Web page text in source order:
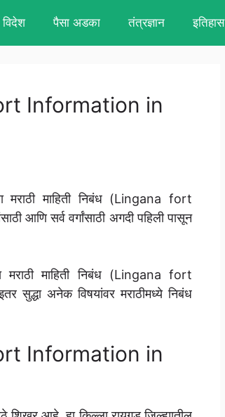
पैसा अडका तंत्रज्ञान इतिहास
Fort Information in
माहिती निबंध (Lingana fort
आणि सर्व वर्गांसाठी अगदी पहिली पासून
मराठी माहिती निबंध (Lingana fort
अनेक विषयांवर मराठीमध्ये निबंध
Fort Information in